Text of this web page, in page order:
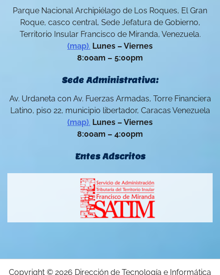
Parque Nacional Archipiélago de Los Roques, El Gran
Roque, casco central, Sede Jefatura de Gobierno,
Territorio Insular Francisco de Miranda, Venezuela.
(map). Lunes – Viernes
8:00am – 5:00pm
Sede Administrativa:
Av. Urdaneta con Av. Fuerzas Armadas, Torre Financiera
Latino, piso 22, municipio libertador, Caracas Venezuela
(map). Lunes – Viernes
8:00am – 4:00pm
Entes Adscritos
Copyright © 2026 Dirección de Tecnología e Informática